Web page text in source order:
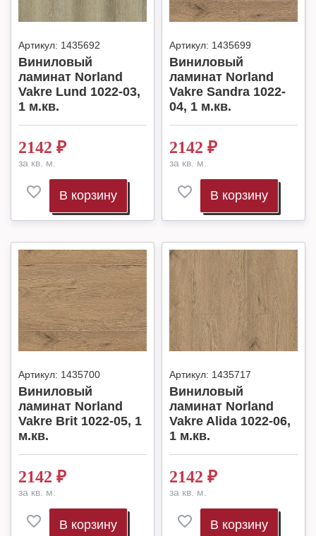
Артикул: 1435692
Виниловый
ламинат Norland
Vakre Lund 1022-03,
1 м.кв.
2142 ₽
за кв. м.
В корзину
Артикул: 1435699
Виниловый
ламинат Norland
Vakre Sandra 1022-
04, 1 м.кв.
2142 ₽
за кв. м.
В корзину
Артикул: 1435700
Виниловый
ламинат Norland
Vakre Brit 1022-05, 1
м.кв.
2142 ₽
за кв. м.
В корзину
Артикул: 1435717
Виниловый
ламинат Norland
Vakre Alida 1022-06,
1 м.кв.
2142 ₽
за кв. м.
В корзину